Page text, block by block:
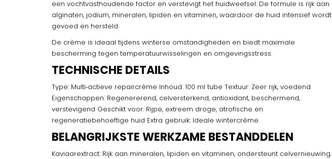
een vochtvasthoudende factor en verstevigt het huidweefsel. De formule is rijk aan
alginaten, jodium, mineralen, lipiden en vitaminen, waardoor de huid intensief wordt
gevoed en hersteld.
De crème is ideaal tijdens winterse omstandigheden en biedt maximale
bescherming tegen temperatuurwisselingen en omgevingsstress.
TECHNISCHE DETAILS
Type: Multi‑actieve repaircrème Inhoud: 100 ml tube Textuur: Zeer rijk, voedend
Eigenschappen: Regenererend, celversterkend, antioxidant, beschermend,
verstevigend Geschikt voor: Rijpe, extreem droge, atrofische en
regeneratiebehoeftige huid Extra gebruik: Ideale wintercrème
BELANGRIJKSTE WERKZAME BESTANDDELEN
Kaviaarextract: Rijk aan mineralen, lipiden en vitaminen, ondersteunt celvernieuwing.